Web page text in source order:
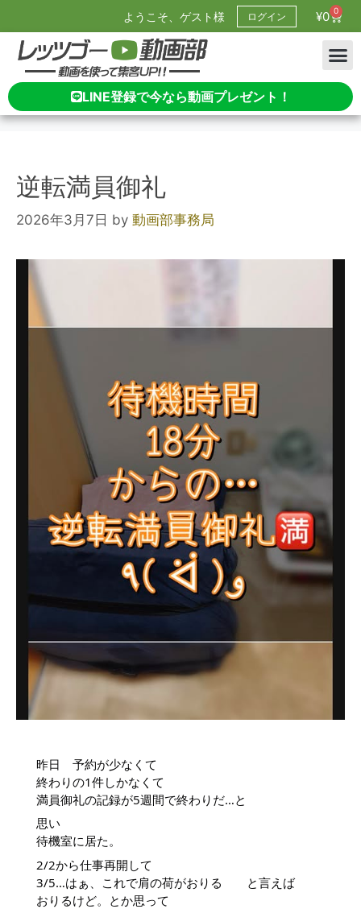
ようこそ、ゲスト様 ログイン ¥0 0
LINE登録で今なら動画プレゼント！
逆転満員御礼
2026年3月7日 by 動画部事務局
昨日 予約が少なくて
終わりの1件しかなくて
満員御礼の記録が5週間で終わりだ…と
思い
待機室に居た。
2/2から仕事再開して
3/5…はぁ、これで肩の荷がおりる と言えば
おりるけど。とか思って